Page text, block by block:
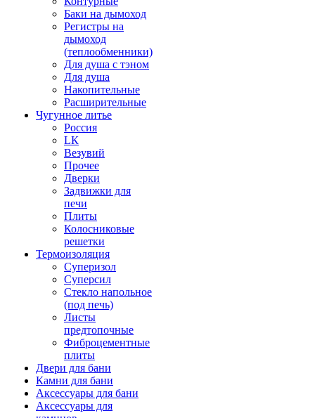
Баки на дымоход
Регистры на
дымоход
(теплообменники)
Для душа с тэном
Для душа
Накопительные
Расширительные
Чугунное литье
Россия
LК
Везувий
Прочее
Дверки
Задвижки для
печи
Плиты
Колосниковые
решетки
Термоизоляция
Суперизол
Суперсил
Стекло напольное
(под печь)
Листы
предтопочные
Фиброцементные
плиты
Двери для бани
Камни для бани
Аксессуары для бани
Аксессуары для